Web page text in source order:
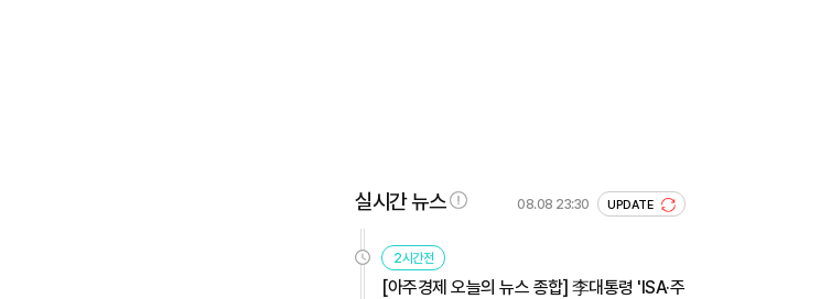
실시간 뉴스 08.08 23:30 UPDATE
2시간전
[아주경제 오늘의 뉴스 종합] 李대통령 'ISA·주